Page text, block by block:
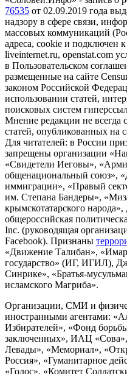
76535 от 02.09.2019 года
надзору в сфере связи,
массовых коммуникаций
адреса, cookie и подключен
liveinternet.ru, openstat.com
в Пользовательском
размещенные на сайте
законом Российской
использовании статей,
поисковых систем
Мнение редакции не всегда
статей, опубликованных на
Для читателей: в России
запрещены организации
«Свидетели Иеговы»,
общенациональный союз»,
иммиграции», «Правый
им. Степана Бандеры»,
крымскотатарского
общероссийская
Inc. (руководящая
Facebook). Признаны
«Движение Талибан»,
государство» (ИГ, ИГИЛ),
Синрике», «Братья-
исламского Магриба».
Организации, СМИ и
иностранными агентами:
Избирателей», «Фонд
заключенных», ИАЦ
Левады», «Мемориал»,
Россия», «Гуманитарное
«Голос», «Комитет